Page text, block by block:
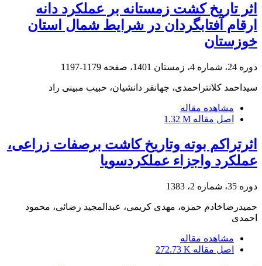
اثر تاریخ کشت زمستانه بر عملکرد دانه
ارقام آفتابگردان در شرایط شمال استان
خوزستان
دوره 24، شماره 4، زمستان 1401، صفحه 1179-1197
سیداحمد کلانتراحمدی، جهانفر دانشیان، حبیب مبینی راد
مشاهده مقاله
اصل مقاله 1.32 M
اثرتراکم بوته وتاریخ کاشت برصفات زراعی،
عملکرد واجزاء عملکردسویا
دوره 35، شماره 2، 1383
حمیدرضاخادم حمزه، مهدی کریمی، عبدالمجید رضائی، محمود
احمدی
مشاهده مقاله
اصل مقاله 272.73 K